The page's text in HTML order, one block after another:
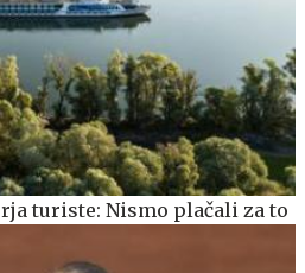
turiste: Nismo plačali za to